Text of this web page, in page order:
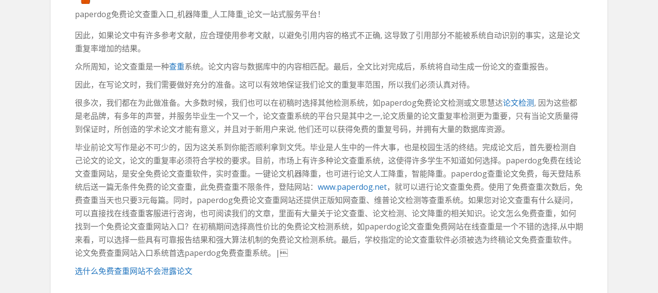
paperdog免费论文查重入口_机器降重_人工降重_论文一站式服务平台！
因此，如果论文中有许多参考文献，应合理使用参考文献，以避免引用内容的格式不正确, 这导致了引用部分不能被系统自动识别的事实，这是论文
重复率增加的结果。
众所周知，论文查重是一种查重系统。论文内容与数据库中的内容相匹配。最后，全文比对完成后，系统将自动生成一份论文的查重报告。
因此，在写论文时，我们需要做好充分的准备。这可以有效地保证我们论文的重复率范围，所以我们必须认真对待。
很多次，我们都在为此做准备。大多数时候，我们也可以在初稿时选择其他检测系统，如paperdog免费论文检测或文思慧达论文检测, 因为这些都
是老品牌，有多年的声誉，并服务毕业生一个又一个，论文查重系统的平台只是其中之一,论文质量的论文重复率检测更为重要，只有当论文质量得
到保证时，所创造的学术论文才能有意义，并且对于新用户来说, 他们还可以获得免费的重复号码，并拥有大量的数据库资源。
毕业前论文写作是必不可少的，因为这关系到你能否顺利拿到文凭。毕业是人生中的一件大事，也是校园生活的终结。完成论文后，首先要检测自
己论文的论文，论文的重复率必须符合学校的要求。目前，市场上有许多种论文查重系统，这使得许多学生不知道如何选择。paperdog免费在线论
文查重网站，是安全免费论文查重软件，实时查重。一键论文机器降重，也可进行论文人工降重，智能降重。paperdog查重论文免费，每天登陆系
统后送一篇无条件免费的论文查重，此免费查重不限条件，登陆网站： www.paperdog.net，就可以进行论文查重免费。使用了免费查重次数后，免
费查重当天也只要3元每篇。同时，paperdog免费论文查重网站还提供正版知网查重、维普论文检测等查重系统。如果您对论文查重有什么疑问，
可以直接找在线查重客服进行咨询，也可阅读我们的文章，里面有大量关于论文查重、论文检测、论文降重的相关知识。论文怎么免费查重，如何
找到一个免费论文查重网站入口？在初稿期间选择高性价比的免费论文检测系统，如paperdog论文查重免费网站在线查重是一个不错的选择,从中期
来看，可以选择一些具有可靠报告结果和强大算法机制的免费论文检测系统。最后，学校指定的论文查重软件必须被选为终稿论文免费查重软件。
论文免费查重网站入口系统首选paperdog免费查重系统。|
选什么免费查重网站不会泄露论文